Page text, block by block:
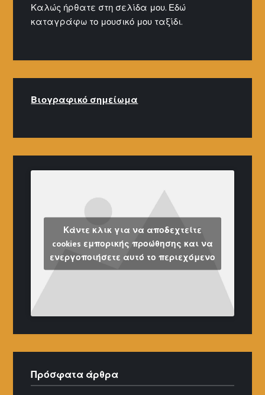
Καλώς ήρθατε στη σελίδα μου. Εδώ
καταγράφω το μουσικό μου ταξίδι.
Βιογραφικό σημείωμα
Κάντε κλικ για να αποδεχτείτε
cookies εμπορικής προώθησης και να
ενεργοποιήσετε αυτό το περιεχόμενο
Πρόσφατα άρθρα